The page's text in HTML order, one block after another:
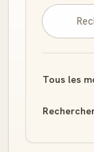
Tous les